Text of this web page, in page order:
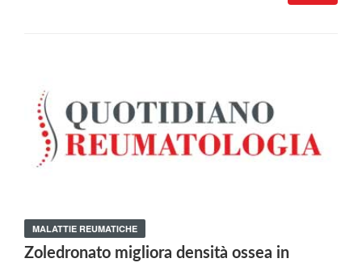
MALATTIE REUMATICHE
Zoledronato migliora densità ossea in